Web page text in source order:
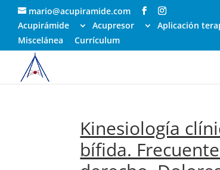
mario@acupiramide.com
Acupirámide
Acupresor Aplicación
Miscelánea
Currículum
Kinesiología
bífida.